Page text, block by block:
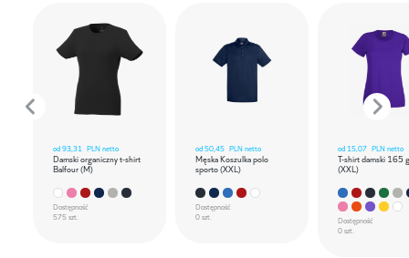
od93,31 PLN netto
Damski organiczny t-shirt
Balfour (M)
Dostępność
575 szt.
od50,45 PLN netto
Męska Koszulka polo
sporto (XXL)
Dostępność
0 szt.
od 15,07 PLN netto
T-shirt damski 165
(XXL)
Dostępność
0 szt.